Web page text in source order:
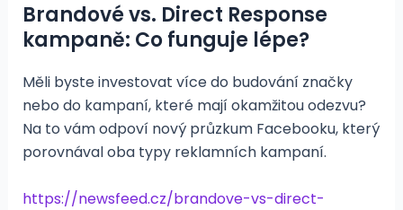
Brandové vs. Direct Response
kampaně: Co funguje lépe?
Měli byste investovat více do budování značky
nebo do kampaní, které mají okamžitou odezvu?
Na to vám odpoví nový průzkum Facebooku, který
porovnával oba typy reklamních kampaní.
https://newsfeed.cz/brandove-vs-direct-